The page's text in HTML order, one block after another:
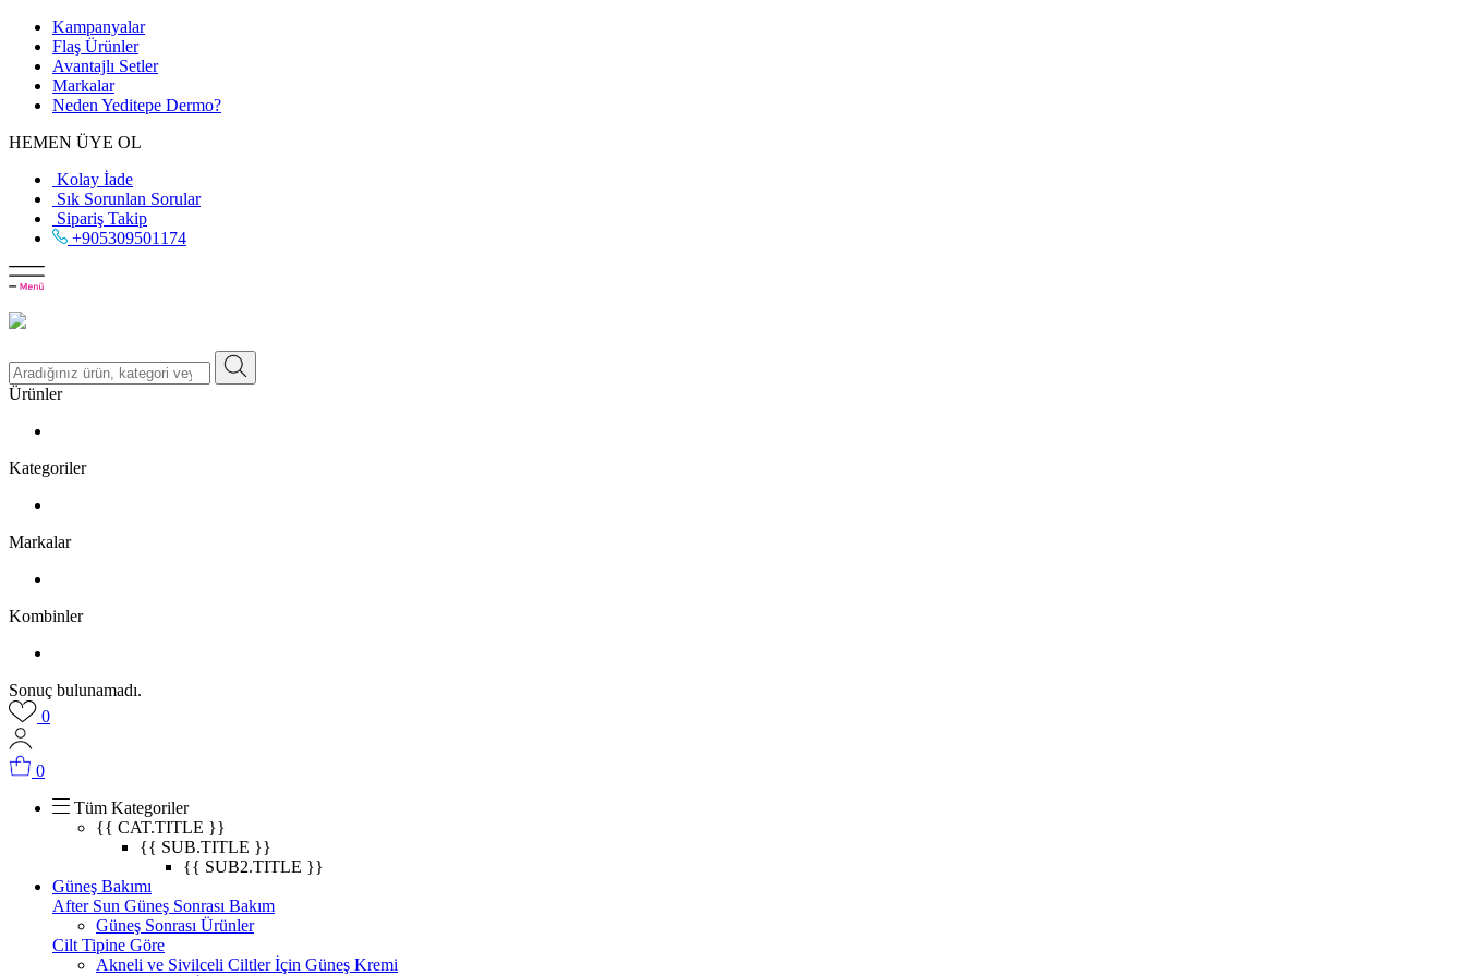
Kampanyalar
Flaş Ürünler
Avantajlı Setler
Markalar
Neden Yeditepe Dermo?
HEMEN ÜYE OL
Kolay İade
Sık Sorunlan Sorular
Sipariş Takip
+905309501174
Ürünler
Kategoriler
Markalar
Kombinler
Sonuç bulunamadı.
0
0
Tüm Kategoriler
{{ CAT.TITLE }}
{{ SUB.TITLE }}
{{ SUB2.TITLE }}
Güneş Bakımı
After Sun Güneş Sonrası Bakım
Güneş Sonrası Ürünler
Cilt Tipine Göre
Akneli ve Sivilceli Ciltler İçin Güneş Kremi